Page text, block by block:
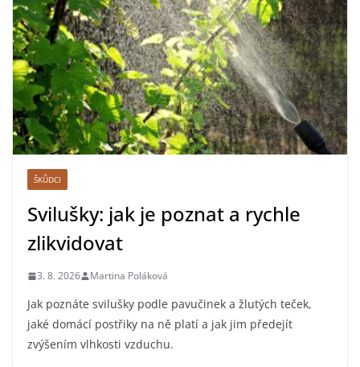
ŠKŮDCI
Svilušky: jak je poznat a rychle
zlikvidovat
3. 8. 2026 Martina Poláková
Jak poznáte svilušky podle pavučinek a žlutých teček,
jaké domácí postřiky na ně platí a jak jim předejít
zvýšením vlhkosti vzduchu.